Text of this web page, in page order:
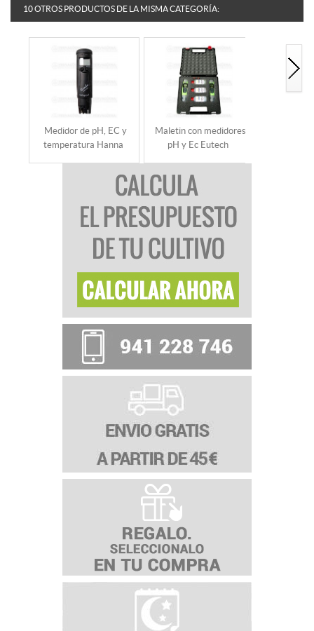
10 OTROS PRODUCTOS DE LA MISMA CATEGORÍA:
Medidor de pH, EC y
temperatura Hanna
Maletin con medidores
pH y Ec Eutech